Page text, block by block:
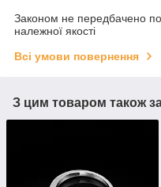
Законом не передбачено
належної якості
Всі умови повернення
З цим товаром також